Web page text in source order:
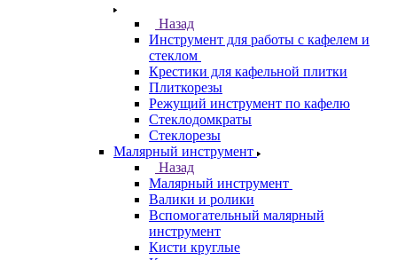
Назад
Инструмент для работы с кафелем и
стеклом
Крестики для кафельной плитки
Плиткорезы
Режущий инструмент по кафелю
Стеклодомкраты
Стеклорезы
Малярный инструмент
Назад
Малярный инструмент
Валики и ролики
Вспомогательный малярный
инструмент
Кисти круглые